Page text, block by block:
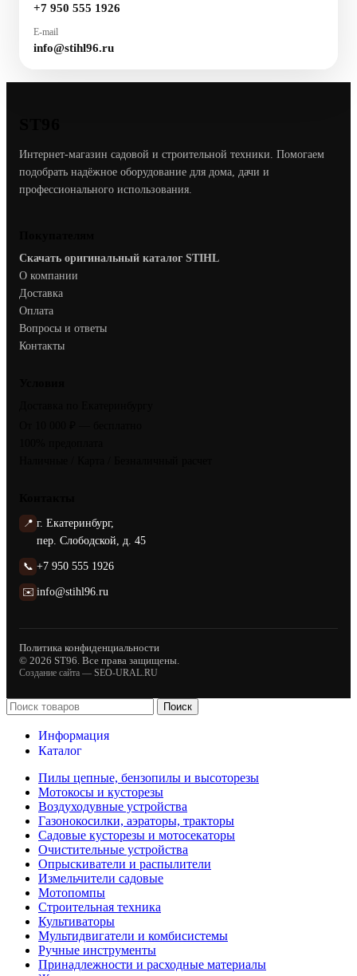
+7 950 555 1926
E-mail
info@stihl96.ru
Интернет-магазин садовой и строительной техники. Помогаем
подобрать надёжное оборудование для дома, дачи и
профессионального использования.
Скачать оригинальный каталог STIHL
О компании
Доставка
Оплата
Вопросы и ответы
Контакты
📍 г. Екатеринбург,
пер. Слободской, д. 45
📞 +7 950 555 1926
✉️ info@stihl96.ru
Политика конфиденциальности
© 2026 ST96. Все права защищены.
Создание сайта — SEO-URAL.RU
Поиск
Информация
Каталог
Пилы цепные, бензопилы и высоторезы
Мотокосы и кусторезы
Воздуходувные устройства
Газонокосилки, аэраторы, тракторы
Садовые кусторезы и мотосекаторы
Очистительные устройства
Опрыскиватели и распылители
Измельчители садовые
Мотопомпы
Строительная техника
Культиваторы
Мультидвигатели и комбисистемы
Ручные инструменты
Принадлежности и расходные материалы